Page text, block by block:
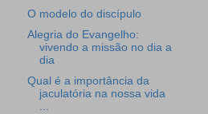
O modelo do discípulo
Alegria do Evangelho:
vivendo a missão no dia a
dia
Qual é a importância da
jaculatória na nossa vida
...